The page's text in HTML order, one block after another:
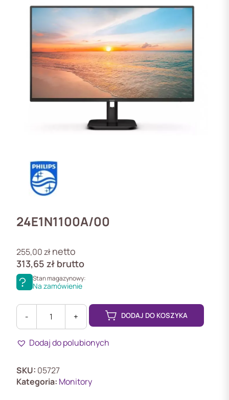
24E1N1100A/00
255,00złnetto
313,65 zł brutto
Stan magazynowy:
Na zamówienie
-
MONITOR
PHILIPS
23,8"
24E1N1100A/00
+ DODAJ DO KOSZYKA
Dodaj do polubionych
SKU: 05727
Kategoria: Monitory